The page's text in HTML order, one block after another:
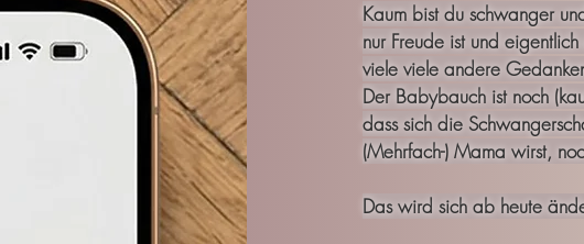
Kaum bist du schwanger
nur Freude ist und
viele viele andere
Der Babybauch ist noch
dass sich die
(Mehrfach-) Mama wirst,
Das wird sich ab heute